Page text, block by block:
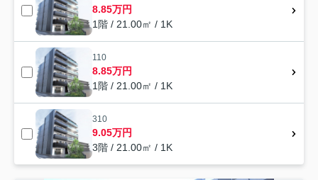
8.85万円
1階 / 21.00㎡ / 1K
110
8.85万円
1階 / 21.00㎡ / 1K
310
9.05万円
3階 / 21.00㎡ / 1K